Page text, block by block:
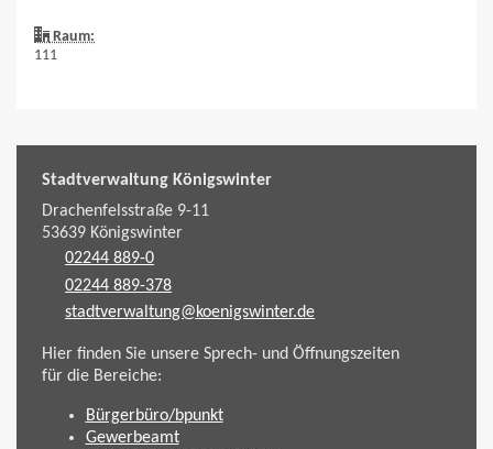
Raum:
111
Stadtverwaltung Königswinter
Drachenfelsstraße 9-11
53639Königswinter
02244 889-0
02244 889-378
stadtverwaltung@koenigswinter.de
Hier finden Sie unsere Sprech- und Öffnungszeiten
für die Bereiche:
Bürgerbüro/bpunkt
Gewerbeamt